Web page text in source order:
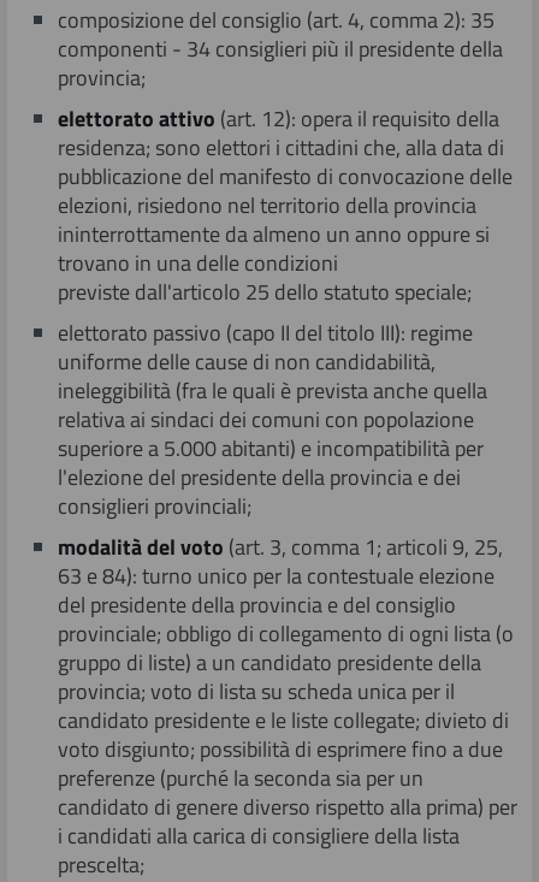
composizione del consiglio (art. 4, comma 2): 35
componenti - 34 consiglieri più il presidente della
provincia;
elettorato attivo (art. 12): opera il requisito della
residenza; sono elettori i cittadini che, alla data di
pubblicazione del manifesto di convocazione delle
elezioni, risiedono nel territorio della provincia
ininterrottamente da almeno un anno oppure si
trovano in una delle condizioni
previste dall'articolo 25 dello statuto speciale;
elettorato passivo (capo II del titolo III): regime
uniforme delle cause di non candidabilità,
ineleggibilità (fra le quali è prevista anche quella
relativa ai sindaci dei comuni con popolazione
superiore a 5.000 abitanti) e incompatibilità per
l'elezione del presidente della provincia e dei
consiglieri provinciali;
modalità del voto (art. 3, comma 1; articoli 9, 25,
63 e 84): turno unico per la contestuale elezione
del presidente della provincia e del consiglio
provinciale; obbligo di collegamento di ogni lista (o
gruppo di liste) a un candidato presidente della
provincia; voto di lista su scheda unica per il
candidato presidente e le liste collegate; divieto di
voto disgiunto; possibilità di esprimere fino a due
preferenze (purché la seconda sia per un
candidato di genere diverso rispetto alla prima) per
i candidati alla carica di consigliere della lista
prescelta;
Link correlati